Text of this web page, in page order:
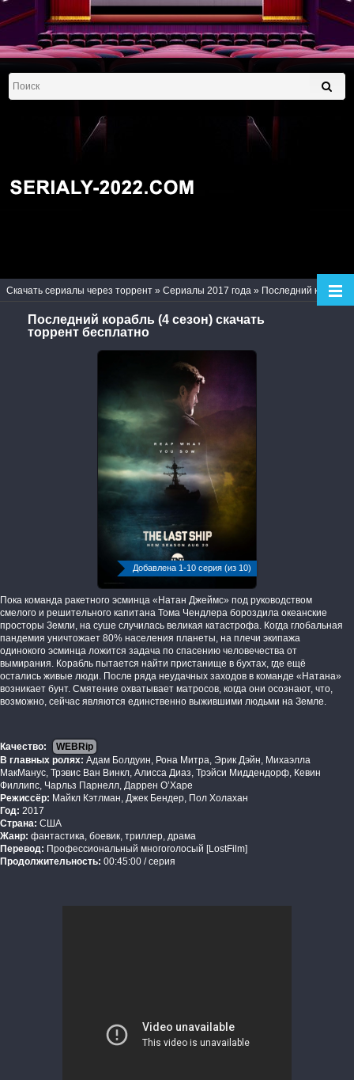
Скачать сериалы через торрент » Сериалы 2017 года » Последний корабль (4 сезон)
Последний корабль (4 сезон) скачать
торрент бесплатно
Добавлена 1-10 серия (из 10)
Пока команда ракетного эсминца «Натан Джеймс» под руководством
смелого и решительного капитана Тома Чендлера бороздила океанские
просторы Земли, на суше случилась великая катастрофа. Когда глобальная
пандемия уничтожает 80% населения планеты, на плечи экипажа
одинокого эсминца ложится задача по спасению человечества от
вымирания. Корабль пытается найти пристанище в бухтах, где ещё
остались живые люди. После ряда неудачных заходов в команде «Натана»
возникает бунт. Смятение охватывает матросов, когда они осознают, что,
возможно, сейчас являются единственно выжившими людьми на Земле.
Качество:
WEBRip
В главных ролях: Адам Болдуин, Рона Митра, Эрик Дэйн, Михаэлла
МакМанус, Трэвис Ван Винкл, Алисса Диаз, Трэйси Миддендорф, Кевин
Филлипс, Чарльз Парнелл, Даррен О’Харе
Режиссёр: Майкл Кэтлман, Джек Бендер, Пол Холахан
Год: 2017
Страна: США
Жанр: фантастика, боевик, триллер, драма
Перевод: Профессиональный многоголосый [LostFilm]
Продолжительность: 00:45:00 / серия